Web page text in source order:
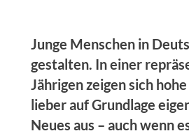
Junge Menschen in
gestalten. In einer
Jährigen zeigen sich
lieber auf Grundlage
Neues aus – auch wenn